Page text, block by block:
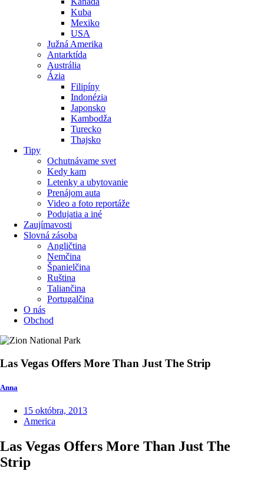
Kuba
Mexiko
USA
Južná Amerika
Antarktída
Austrália
Ázia
Filipíny
Indonézia
Japonsko
Kambodža
Turecko
Thajsko
Tipy
Ochutnávame svet
Kedy kam
Letenky a ubytovanie
Prenájom auta
Video a foto reportáže
Podujatia a iné
Zaujímavosti
Slovná zásoba
Angličtina
Nemčina
Španielčina
Ruština
Taliančina
Portugalčina
O nás
Obchod
Las Vegas Offers More Than Just The Strip
Anna
15 októbra, 2013
America
Las Vegas Offers More Than Just The
Strip